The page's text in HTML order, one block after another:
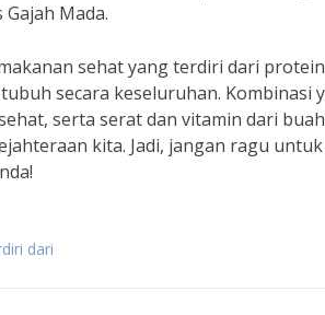
Mada.
sehat yang terdiri dari
secara keseluruhan. Kombinasi
serta serat dan vitamin dari
kita. Jadi, jangan ragu
dari